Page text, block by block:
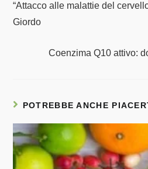
“Attacco alle malattie del
Giordo
Coenzima Q10 attivo:
POTREBBE ANCHE